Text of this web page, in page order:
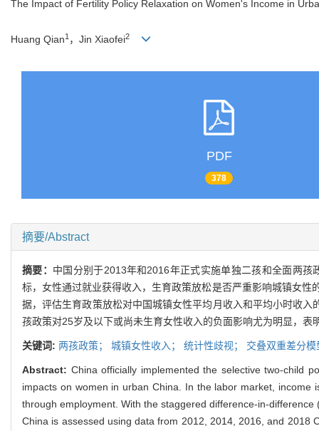
The Impact of Fertility Policy Relaxation on Women's Income in
Huang Qian1 ，Jin Xiaofei2
PDF
378
摘要/Abstract
摘要： 中国分别于2013年和2016年正式实施单独二孩和全面两
标，女性通过就业获得收入，生育政策放松是否严重影响城镇女
据，评估生育政策放松对中国城镇女性平均月收入和平均小时收
孩政策对25岁及以下或尚未生育女性收入的负面影响尤为明显，
关键词: 两孩政策； 城镇女性收入； 统计性歧视； 交叠双重差分模
Abstract: China officially implemented the selective two-child
impacts on women in urban China. In the labor market,
through employment. With the staggered difference-in-
China is assessed using data from 2012, 2014, 2016, and 2018